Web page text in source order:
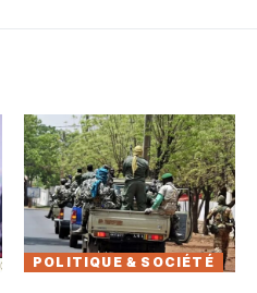
POLITIQUE & SOCIÉTÉ